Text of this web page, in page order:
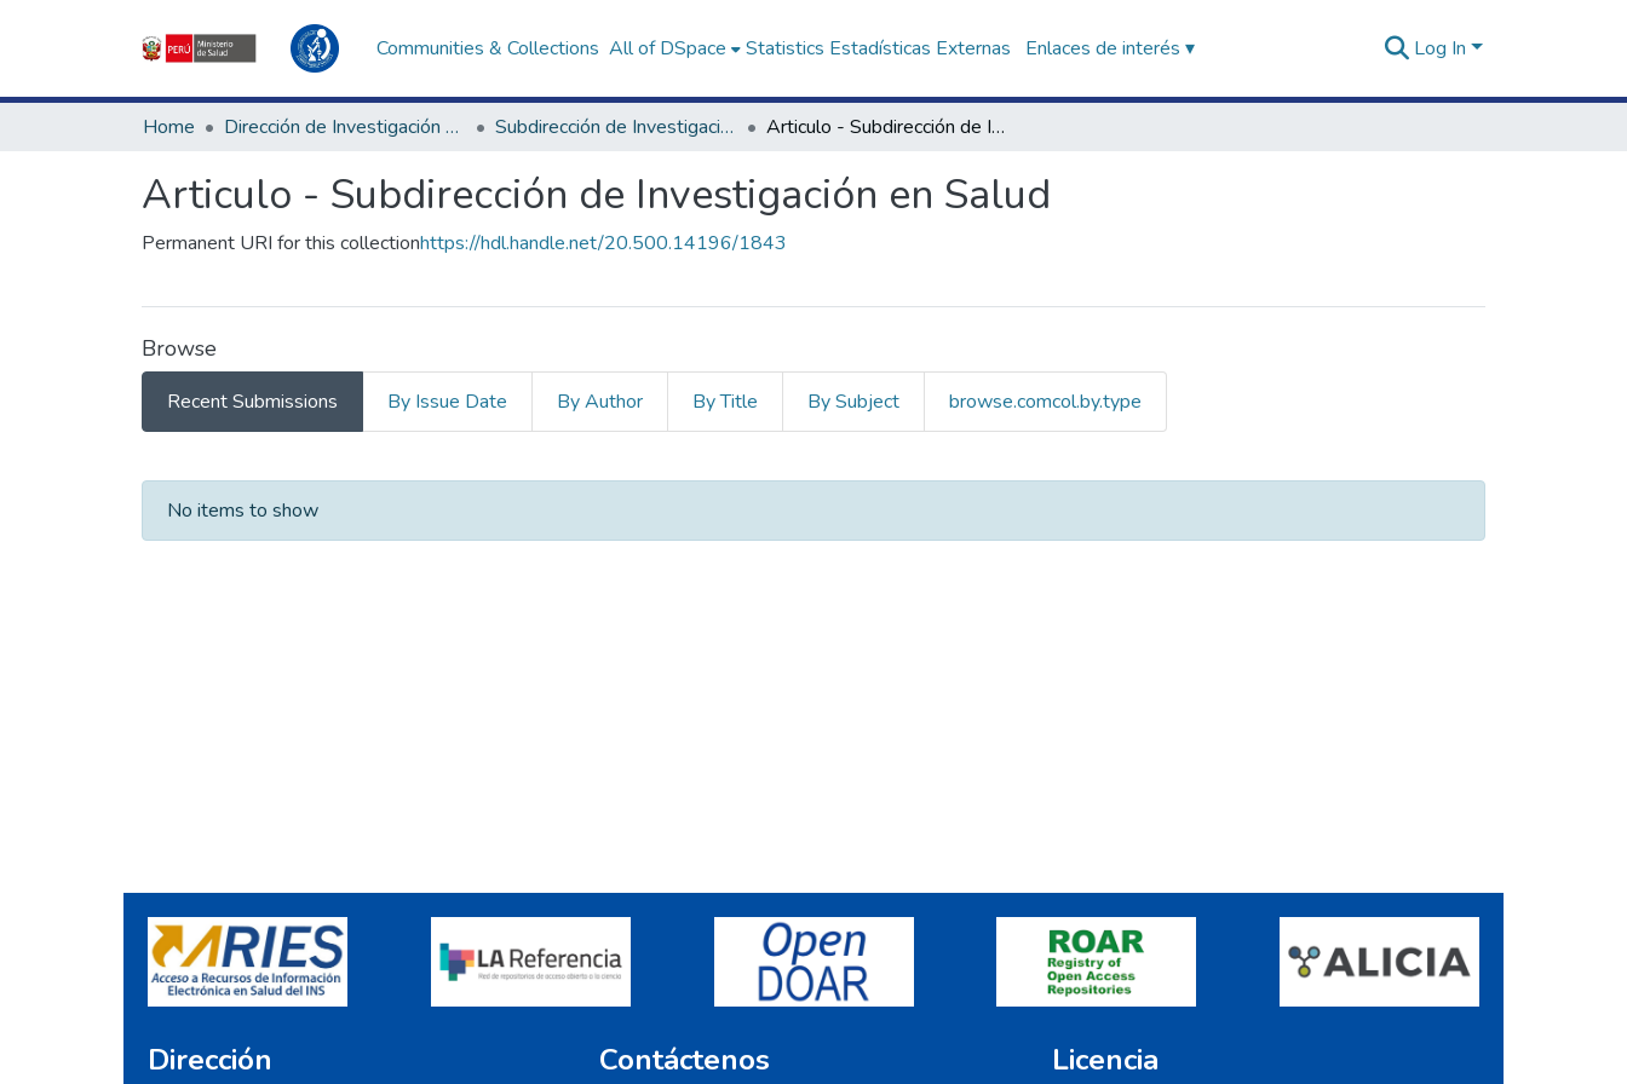
Communities & Collections All of DSpace Statistics Estadísticas Externas Enlaces de interés ▾ Log In
Home Dirección de Investigación e Innovación en Salud Subdirección de Investigación en Salud Articulo - Subdirección de Investigación en Salud
Articulo - Subdirección de Investigación en Salud
Permanent URI for this collectionhttps://hdl.handle.net/20.500.14196/1843
Browse
Recent Submissions By Issue Date By Author By Title By Subject browse.comcol.by.type
Recent Submissions
No items to show
Dirección Contáctenos Licencia